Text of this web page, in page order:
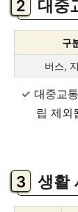
대중
구
버스,
대중교
립 제외
생활